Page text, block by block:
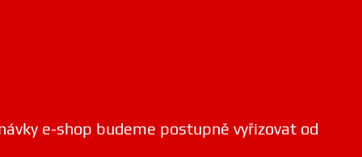
e-shop budeme postupně vyřizovat od